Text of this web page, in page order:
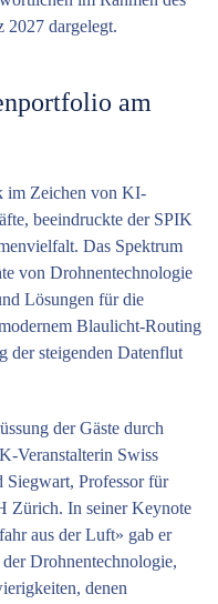
2027 dargelegt.
am
im Zeichen von ­KI-
beeindruckte der SPIK
Das Spektrum
von Drohnentechnologie
Lösungen für die
Blaulicht-Routing
der steigenden Datenflut
der Gäste durch
Veranstalterin Swiss
Professor für
Zürich. In seiner Keynote
aus der Luft» gab er
Drohnentechnologie,
denen